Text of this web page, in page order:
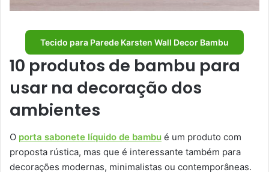
Tecido para Parede Karsten Wall Decor Bambu
10 produtos de bambu para
usar na decoração dos
ambientes
O porta sabonete líquido de bambu é um produto com
proposta rústica, mas que é interessante também para
decorações modernas, minimalistas ou contemporâneas.